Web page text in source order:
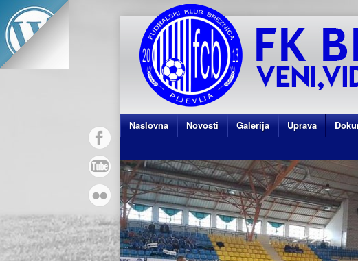
Naslovna Novosti Galerija Uprava